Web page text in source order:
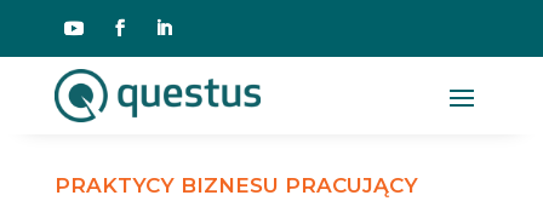
PRAKTYCY BIZNESU PRACUJĄCY